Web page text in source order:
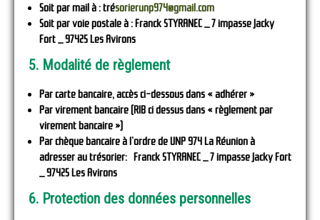
Soit par mail à : trésorierunp974@gmail.com
Soit par voie postale à : Franck STYRANEC _ 7 impasse Jacky
Fort _ 97425 Les Avirons
5. Modalité de règlement
Par carte bancaire, accès ci-dessous dans « adhérer »
Par virement bancaire (RIB ci dessus dans « règlement par
virement bancaire »)
Par chèque bancaire à l’ordre de UNP 974 La Réunion à
adresser au trésorier: Franck STYRANEC _ 7 impasse Jacky Fort
_ 97425 Les Avirons
6. Protection des données personnelles